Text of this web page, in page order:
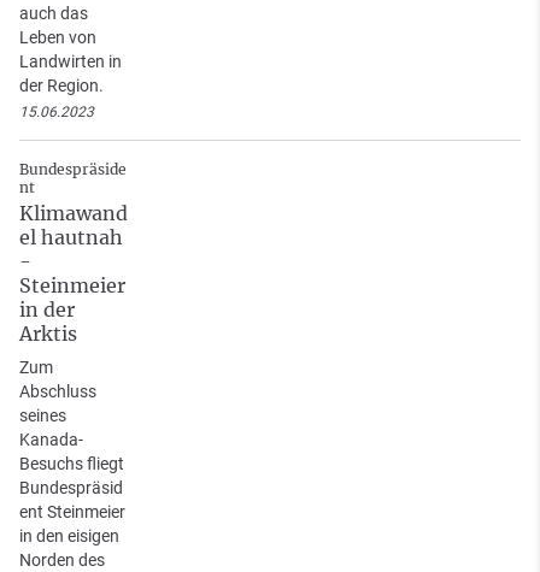
auch das
Leben von
Landwirten in
der Region.
15.06.2023
Bundespräside
nt
Klimawand
el hautnah
-
Steinmeier
in der
Arktis
Zum
Abschluss
seines
Kanada-
Besuchs fliegt
Bundespräsid
ent Steinmeier
in den eisigen
Norden des